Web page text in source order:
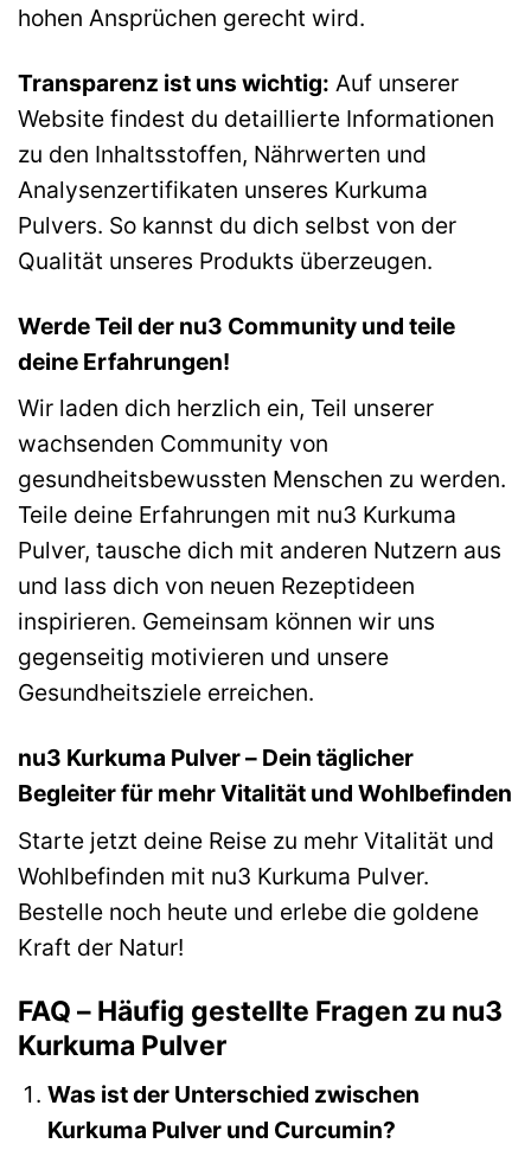
hohen Ansprüchen gerecht wird.
Transparenz ist uns wichtig: Auf unserer
Website findest du detaillierte Informationen
zu den Inhaltsstoffen, Nährwerten und
Analysenzertifikaten unseres Kurkuma
Pulvers. So kannst du dich selbst von der
Qualität unseres Produkts überzeugen.
Werde Teil der nu3 Community und teile
deine Erfahrungen!
Wir laden dich herzlich ein, Teil unserer
wachsenden Community von
gesundheitsbewussten Menschen zu werden.
Teile deine Erfahrungen mit nu3 Kurkuma
Pulver, tausche dich mit anderen Nutzern aus
und lass dich von neuen Rezeptideen
inspirieren. Gemeinsam können wir uns
gegenseitig motivieren und unsere
Gesundheitsziele erreichen.
nu3 Kurkuma Pulver – Dein täglicher
Begleiter für mehr Vitalität und Wohlbefinden
Starte jetzt deine Reise zu mehr Vitalität und
Wohlbefinden mit nu3 Kurkuma Pulver.
Bestelle noch heute und erlebe die goldene
Kraft der Natur!
FAQ – Häufig gestellte Fragen zu nu3
Kurkuma Pulver
Was ist der Unterschied zwischen
Kurkuma Pulver und Curcumin?